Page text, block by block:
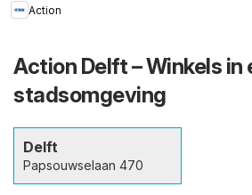
Action
Action Delft – Winkels in
stadsomgeving
Delft
Papsouwselaan 470